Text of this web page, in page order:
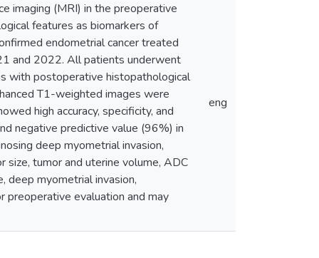
imaging (MRI) in the preoperative
features as biomarkers of
endometrial cancer treated
and 2022. All patients underwent
with postoperative histopathological
T1-weighted images were
high accuracy, specificity, and
negative predictive value (96%) in
deep myometrial invasion,
tumor and uterine volume, ADC
deep myometrial invasion,
preoperative evaluation and may
eng